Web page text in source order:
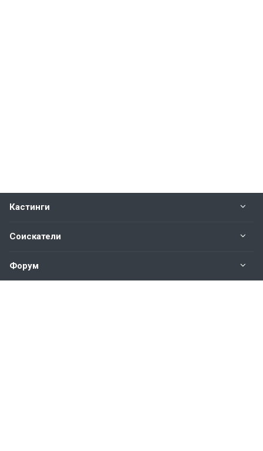
Кастинги
Соискатели
Форум